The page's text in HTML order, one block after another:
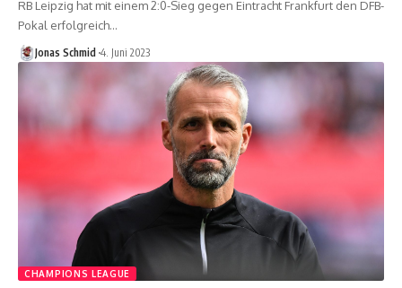
RB Leipzig hat mit einem 2:0-Sieg gegen Eintracht Frankfurt den DFB-
Pokal erfolgreich…
Jonas Schmid 4. Juni 2023
CHAMPIONS LEAGUE